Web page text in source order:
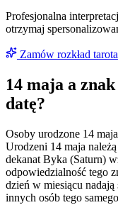
Profesjonalna
otrzymaj
Zamów rozkład tarota
14 maja a znak
datę?
Osoby urodzone 14
Urodzeni 14 maja
dekanat Byka (Saturn)
odpowiedzialność tego
dzień w miesiącu
innych osób tego